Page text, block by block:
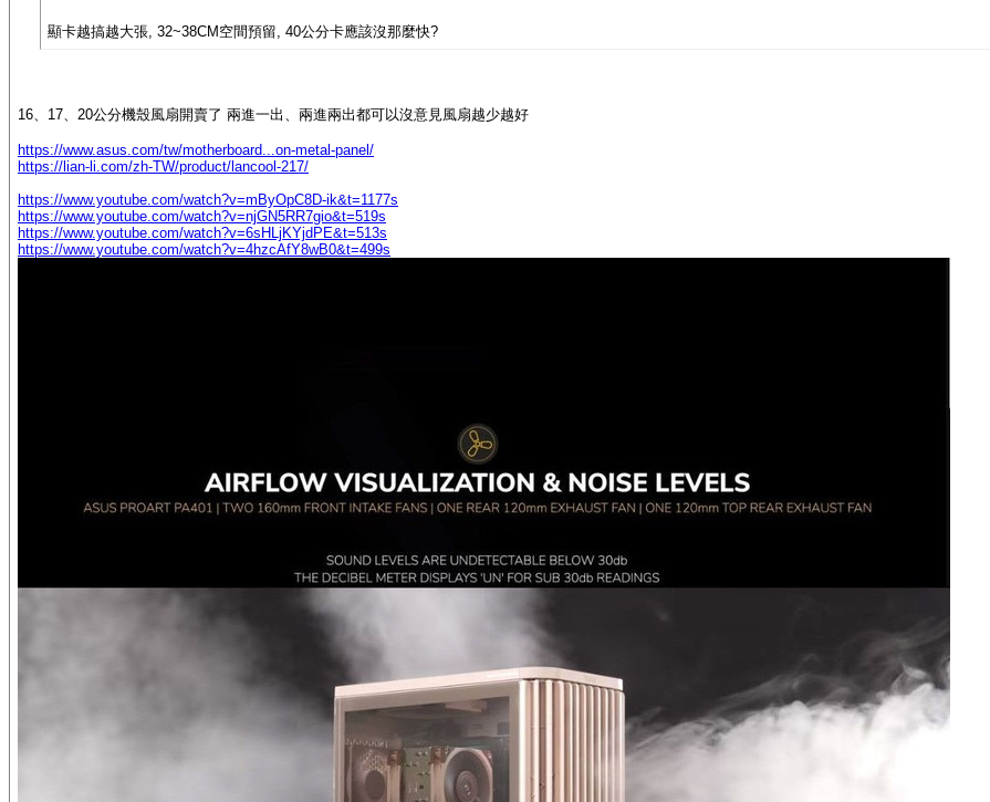
顯卡越搞越大張, 32~38CM空間預留, 40公分卡應該沒那麼快?
16、17、20公分機殼風扇開賣了 兩進一出、兩進兩出都可以沒意見風扇越少越好
https://www.asus.com/tw/motherboard...on-metal-panel/
https://lian-li.com/zh-TW/product/lancool-217/
https://www.youtube.com/watch?v=mByOpC8D-ik&t=1177s
https://www.youtube.com/watch?v=njGN5RR7gio&t=519s
https://www.youtube.com/watch?v=6sHLjKYjdPE&t=513s
https://www.youtube.com/watch?v=4hzcAfY8wB0&t=499s